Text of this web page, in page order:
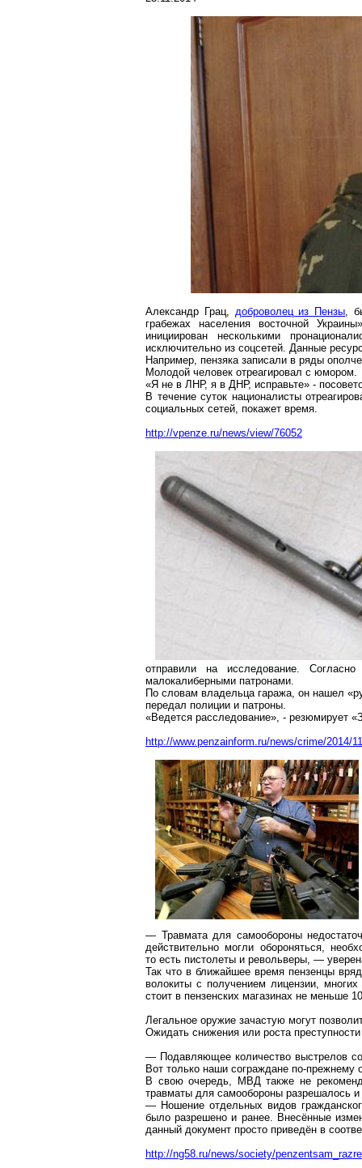
Александр Грац, доброволец из Пензы,
грабежах населения восточной
инициирован несколькими
исключительно из соцсетей. Данные
Например, пензяка записали в ряды
Молодой человек отреагировал с юмором.
«Я не в ЛНР, я в ДНР, исправьте» -
В течение суток националисты
социальных сетей, покажет время.
http://vpenze.ru/news/view/76052
отправили на исследование.
малокалиберными патронами.
По словам владельца гаража, он нашел
передал полиции и патроны.
«Ведется расследование», - резюмирует
http://www.penzainform.ru/news/crime/2014/
— Травмата для самообороны
действительно могли обороняться,
то есть пистолеты и револьверы, —
Так что в ближайшее время пензенцы
волокиты с получением лицензии,
стоит в пензенских магазинах не меньше
Легальное оружие зачастую могут
Ожидать снижения или роста
— Подавляющее количество выстрелов
Вот только наши сограждане по-
В свою очередь, МВД также не
травматы для самообороны разрешалось и
— Ношение отдельных видов
было разрешено и ранее. Внесённые
данный документ просто приведён в
http://ng58.ru/news/society/